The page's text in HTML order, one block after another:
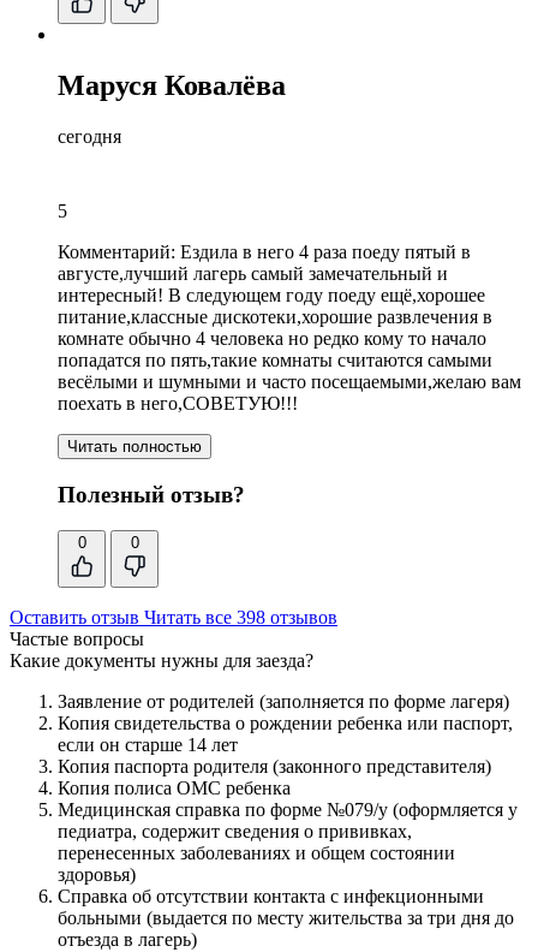
Маруся Ковалёва
сегодня
5
Комментарий: Ездила в него 4 раза поеду пятый в
августе,лучший лагерь самый замечательный и
интересный! В следующем году поеду ещё,хорошее
питание,классные дискотеки,хорошие развлечения в
комнате обычно 4 человека но редко кому то начало
попадатся по пять,такие комнаты считаются самыми
весёлыми и шумными и часто посещаемыми,желаю вам
поехать в него,СОВЕТУЮ!!!
Читать полностью
Полезный отзыв?
0 0
Оставить отзыв Читать все 398 отзывов
Частые вопросы
Какие документы нужны для заезда?
Заявление от родителей (заполняется по форме лагеря)
Копия свидетельства о рождении ребенка или паспорт,
если он старше 14 лет
Копия паспорта родителя (законного представителя)
Копия полиса ОМС ребенка
Медицинская справка по форме №079/у (оформляется у
педиатра, содержит сведения о прививках,
перенесенных заболеваниях и общем состоянии
здоровья)
Справка об отсутствии контакта с инфекционными
больными (выдается по месту жительства за три дня до
отъезда в лагерь)